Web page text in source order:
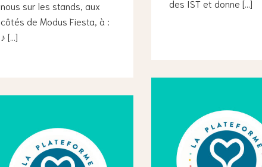
nous sur les stands, aux
côtés de Modus Fiesta, à :
♪ […]
des IST et donne […]